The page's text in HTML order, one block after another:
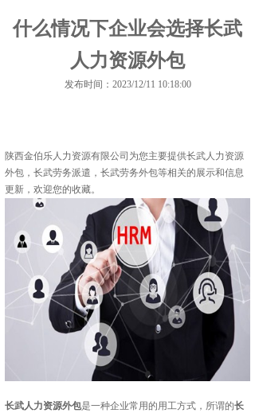
什么情况下企业会选择长武
人力资源外包
发布时间：2023/12/11 10:18:00
陕西金伯乐人力资源有限公司为您主要提供长武人力资源
外包 ，长武劳务派遣，长武劳务外包等相关的展示和信息
更新，欢迎您的收藏。
长武人力资源外包是一种企业常用的用工方式，所谓的长